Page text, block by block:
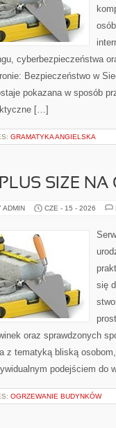
cyberbezpieczeństwa
Bezpieczeństwo w
pokazana w sposób
[…]
GRAMATYKA ANGIELSKA
SIZE NA
ADMIN CZE - 15 - 2026
się
oraz sprawdzonych
z tematyką bliską
podejściem
OGRZEWANIE BUDYNKÓW